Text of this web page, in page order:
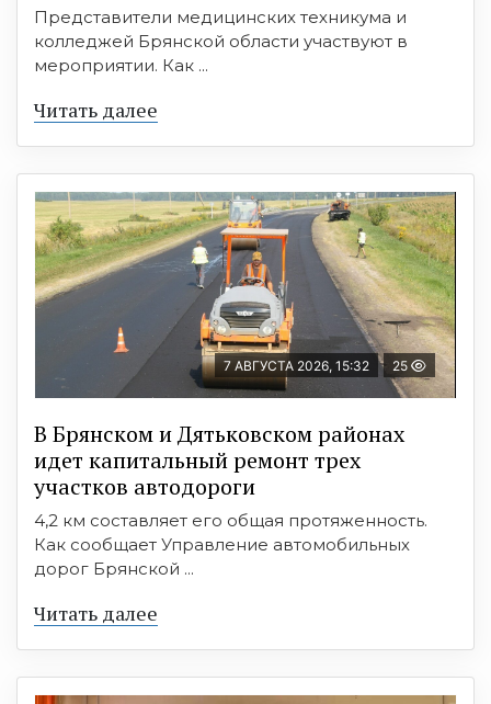
Представители медицинских техникума и
колледжей Брянской области участвуют в
мероприятии. Как ...
Читать далее
7 АВГУСТА 2026, 15:32 25
В Брянском и Дятьковском районах
идет капитальный ремонт трех
участков автодороги
4,2 км составляет его общая протяженность.
Как сообщает Управление автомобильных
дорог Брянской ...
Читать далее